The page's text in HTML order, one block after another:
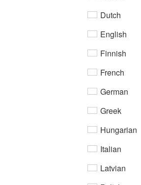
Dutch
English
Finnish
French
German
Greek
Hungarian
Italian
Latvian